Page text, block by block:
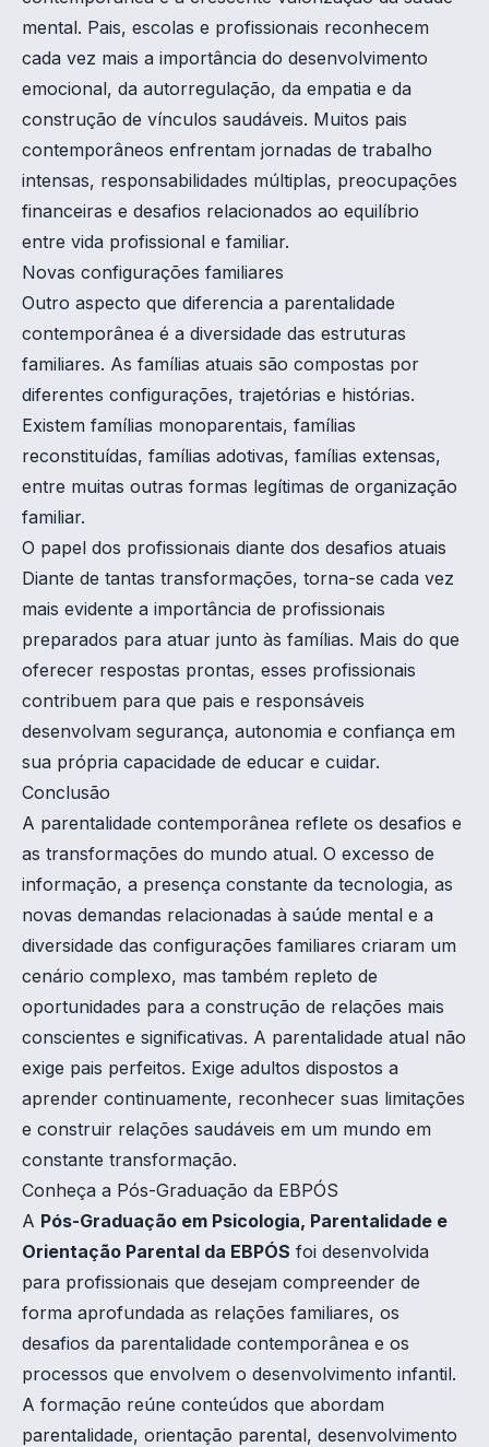
mental. Pais, escolas e profissionais reconhecem
cada vez mais a importância do desenvolvimento
emocional, da autorregulação, da empatia e da
construção de vínculos saudáveis. Muitos pais
contemporâneos enfrentam jornadas de trabalho
intensas, responsabilidades múltiplas, preocupações
financeiras e desafios relacionados ao equilíbrio
entre vida profissional e familiar.
Novas configurações familiares
Outro aspecto que diferencia a parentalidade
contemporânea é a diversidade das estruturas
familiares. As famílias atuais são compostas por
diferentes configurações, trajetórias e histórias.
Existem famílias monoparentais, famílias
reconstituídas, famílias adotivas, famílias extensas,
entre muitas outras formas legítimas de organização
familiar.
O papel dos profissionais diante dos desafios atuais
Diante de tantas transformações, torna-se cada vez
mais evidente a importância de profissionais
preparados para atuar junto às famílias. Mais do que
oferecer respostas prontas, esses profissionais
contribuem para que pais e responsáveis
desenvolvam segurança, autonomia e confiança em
sua própria capacidade de educar e cuidar.
Conclusão
A parentalidade contemporânea reflete os desafios e
as transformações do mundo atual. O excesso de
informação, a presença constante da tecnologia, as
novas demandas relacionadas à saúde mental e a
diversidade das configurações familiares criaram um
cenário complexo, mas também repleto de
oportunidades para a construção de relações mais
conscientes e significativas. A parentalidade atual não
exige pais perfeitos. Exige adultos dispostos a
aprender continuamente, reconhecer suas limitações
e construir relações saudáveis em um mundo em
constante transformação.
Conheça a Pós-Graduação da EBPÓS
A Pós-Graduação em Psicologia, Parentalidade e
Orientação Parental da EBPÓS foi desenvolvida
para profissionais que desejam compreender de
forma aprofundada as relações familiares, os
desafios da parentalidade contemporânea e os
processos que envolvem o desenvolvimento infantil.
A formação reúne conteúdos que abordam
parentalidade, orientação parental, desenvolvimento